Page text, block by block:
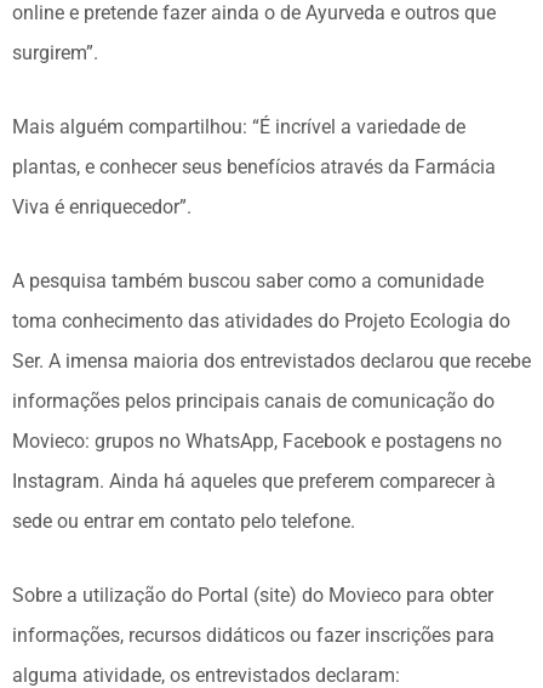
online e pretende fazer ainda o de Ayurveda e outros que
surgirem”.
Mais alguém compartilhou: “É incrível a variedade de
plantas, e conhecer seus benefícios através da Farmácia
Viva é enriquecedor”.
A pesquisa também buscou saber como a comunidade
toma conhecimento das atividades do Projeto Ecologia do
Ser. A imensa maioria dos entrevistados declarou que recebe
informações pelos principais canais de comunicação do
Movieco: grupos no WhatsApp, Facebook e postagens no
Instagram. Ainda há aqueles que preferem comparecer à
sede ou entrar em contato pelo telefone.
Sobre a utilização do Portal (site) do Movieco para obter
informações, recursos didáticos ou fazer inscrições para
alguma atividade, os entrevistados declaram: